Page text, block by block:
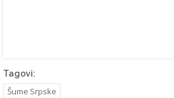
Tagovi:
Šume Srpske